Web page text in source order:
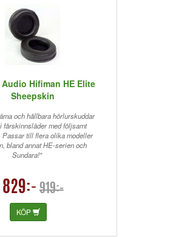
Hifiman HE Elite
Sheepskin
och hållbara hörlurskuddar
fårskinnsläder med följsamt
Passar till flera olika modeller
bland annat HE-serien och
Sundara!"
829:- 919:-
KÖP